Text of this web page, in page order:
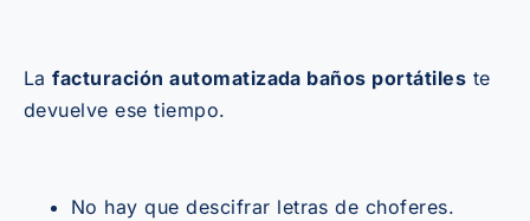
Lafacturación automatizada baños portátiles te
devuelve ese tiempo.
No hay que descifrar letras de choferes.